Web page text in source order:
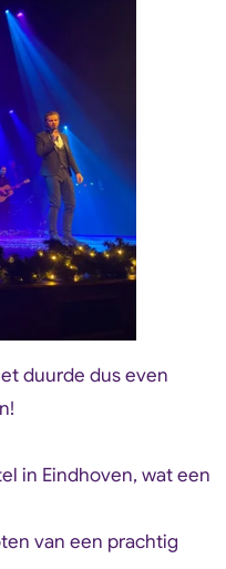
duurde dus even
in Eindhoven, wat een
van een prachtig